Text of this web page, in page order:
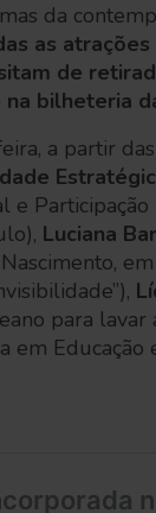
da
as
de
bilheteria
a partir
Luciana
para
em